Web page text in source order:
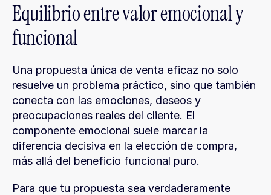
Equilibrio entre valor emocional y
funcional
Una propuesta única de venta eficaz no solo
resuelve un problema práctico, sino que también
conecta con las emociones, deseos y
preocupaciones reales del cliente. El
componente emocional suele marcar la
diferencia decisiva en la elección de compra,
más allá del beneficio funcional puro.
Para que tu propuesta sea verdaderamente